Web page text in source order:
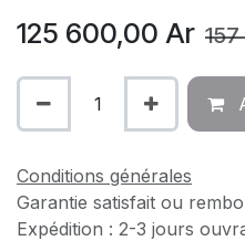
125 600,00 Ar
Conditions générales
Garantie satisfait ou
Expédition : 2-3 jours